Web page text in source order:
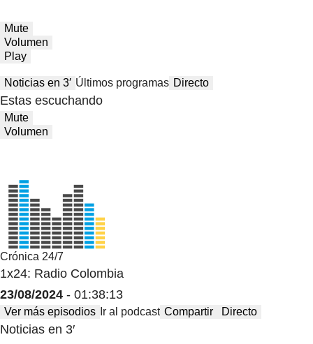
Mute
Volumen
Play
Noticias en 3′ Últimos programas Directo
Estas escuchando
Mute
Volumen
Crónica 24/7
1x24: Radio Colombia
23/08/2024 - 01:38:13
Ver más episodios Ir al podcast Compartir Directo
Noticias en 3′